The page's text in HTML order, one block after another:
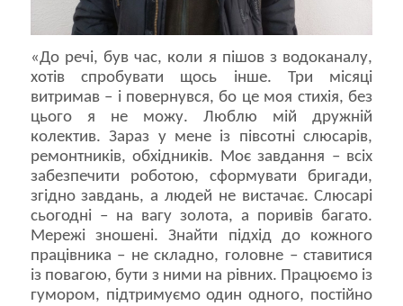
«До речі, був час, коли я пішов з водоканалу,
хотів спробувати щось інше. Три місяці
витримав – і повернувся, бо це моя стихія, без
цього я не можу. Люблю мій дружній
колектив. Зараз у мене із півсотні слюсарів,
ремонтників, обхідників. Моє завдання – всіх
забезпечити роботою, сформувати бригади,
згідно завдань, а людей не вистачає. Слюсарі
сьогодні – на вагу золота, а поривів багато.
Мережі зношені. Знайти підхід до кожного
працівника – не складно, головне – ставитися
із повагою, бути з ними на рівних. Працюємо із
гумором, підтримуємо один одного, постійно